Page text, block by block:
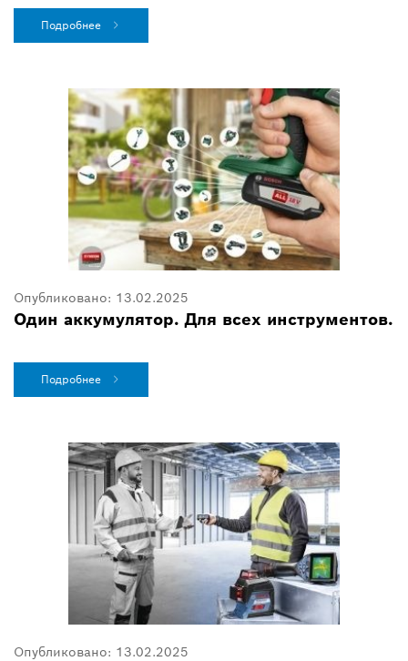
Подробнее
Опубликовано: 13.02.2025
Один аккумулятор. Для всех инструментов.
Подробнее
Опубликовано: 13.02.2025